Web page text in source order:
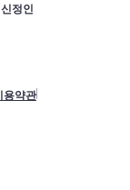
정인
용약관